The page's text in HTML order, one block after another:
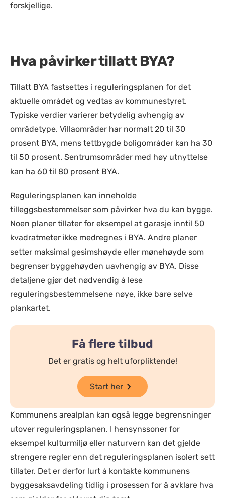
forskjellige.
Hva påvirker tillatt BYA?
Tillatt BYA fastsettes i reguleringsplanen for det
aktuelle området og vedtas av kommunestyret.
Typiske verdier varierer betydelig avhengig av
områdetype. Villaområder har normalt 20 til 30
prosent BYA, mens tettbygde boligområder kan ha 30
til 50 prosent. Sentrumsområder med høy utnyttelse
kan ha 60 til 80 prosent BYA.
Reguleringsplanen kan inneholde
tilleggsbestemmelser som påvirker hva du kan bygge.
Noen planer tillater for eksempel at garasje inntil 50
kvadratmeter ikke medregnes i BYA. Andre planer
setter maksimal gesimshøyde eller mønehøyde som
begrenser byggehøyden uavhengig av BYA. Disse
detaljene gjør det nødvendig å lese
reguleringsbestemmelsene nøye, ikke bare selve
plankartet.
Få flere tilbud
Det er gratis og helt uforpliktende!
Start her
Kommunens arealplan kan også legge begrensninger
utover reguleringsplanen. I hensynssoner for
eksempel kulturmiljø eller naturvern kan det gjelde
strengere regler enn det reguleringsplanen isolert sett
tillater. Det er derfor lurt å kontakte kommunens
byggesaksavdeling tidlig i prosessen for å avklare hva